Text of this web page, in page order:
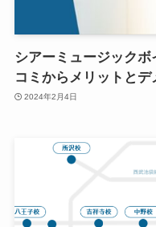
シアーミュージック
コミからメリットとデ
2024年2月4日